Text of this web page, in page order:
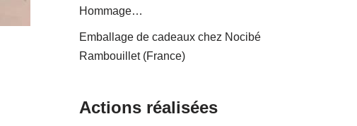
Hommage…
Emballage de cadeaux chez Nocibé
Rambouillet (France)
Actions réalisées